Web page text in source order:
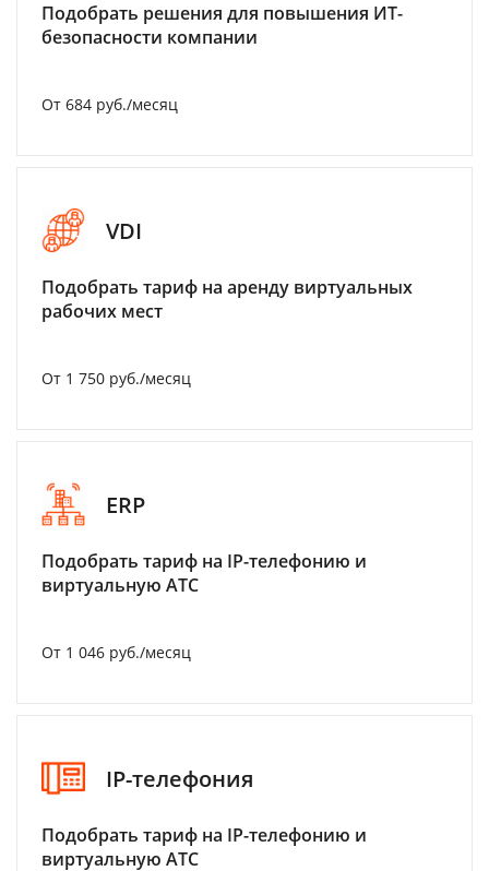
Подобрать решения для повышения ИТ-
безопасности компании
От 684 руб./месяц
VDI
Подобрать тариф на аренду виртуальных
рабочих мест
От 1 750 руб./месяц
ERP
Подобрать тариф на IP-телефонию и
виртуальную АТС
От 1 046 руб./месяц
IP-телефония
Подобрать тариф на IP-телефонию и
виртуальную АТС